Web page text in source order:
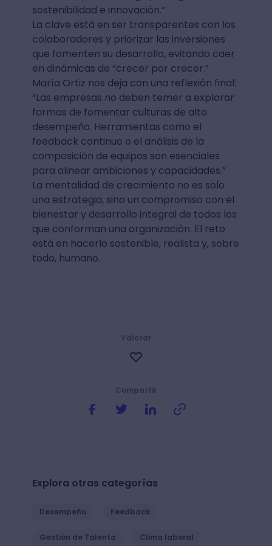
sostenibilidad e innovación.”
La clave está en ser transparentes con los
colaboradores y priorizar las inversiones
que fomenten su desarrollo, evitando caer
en dinámicas de “crecer por crecer.”
María Ortiz nos deja con una reflexión final:
“Las empresas no deben temer a explorar
formas de fomentar culturas de alto
desempeño. Herramientas como el
feedback continuo o el análisis de la
composición de equipos son esenciales
para alinear ambiciones y capacidades.”
La mentalidad de crecimiento no es solo
una estrategia, sino un compromiso con el
bienestar y desarrollo integral de todos los
que conforman una organización. El reto
está en hacerlo sostenible, realista y, sobre
todo, humano.
Compartir
Valorar
Explora otras categorías
Desempeño Feedback
Gestión de Talento Clima laboral